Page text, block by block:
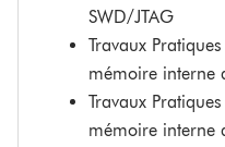
SWD/JTAG
Travaux
mémoire interne
Travaux
mémoire interne